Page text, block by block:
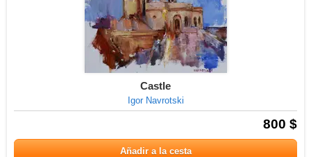
Castle
Igor Navrotski
800 $
Añadir a la cesta